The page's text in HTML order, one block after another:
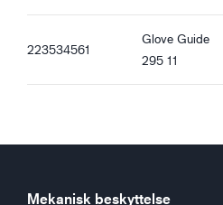
223534561
Glove Guide
295 11
Mekanisk beskyttelse